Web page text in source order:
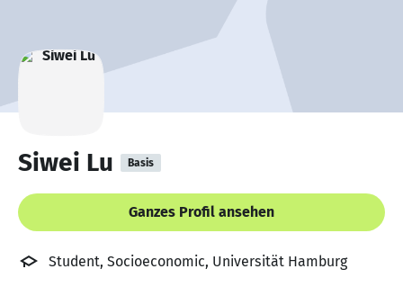
Siwei Lu Basis
Ganzes Profil ansehen
Student, Socioeconomic, Universität Hamburg